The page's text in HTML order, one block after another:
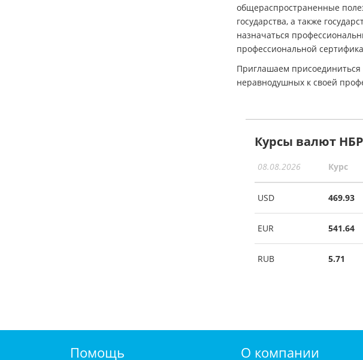
общераспространенные
государства, а также
назначаться
профессиональной
Приглашаем присоединиться
неравнодушных к своей
Курсы валют
08.08.2026 Курс
USD 469.93
EUR 541.64
RUB 5.71
Помощь О компании